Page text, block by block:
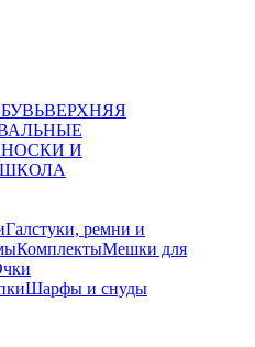
ВЕРХНЯЯ
НОСКИ И
ШКОЛА
Галстуки, ремни и
КомплектыМешки для
Шарфы и снуды